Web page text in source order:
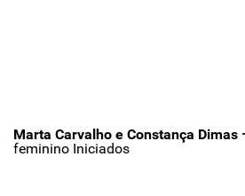
Marta Carvalho e Constança Dimas
feminino Iniciados